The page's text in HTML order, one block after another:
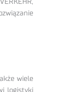
wiele
logistyki